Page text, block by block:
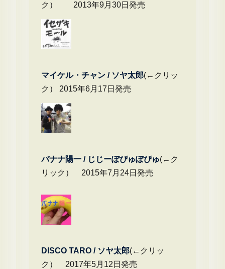
ク） 2013年9月30日発売
マイケル・チャ ン / ソヤ太郎(←クリッ
ク） 2015年6月17日発売
バナナ陽一 / じじーぽぴゅぽぴゅ(←ク
リック） 2015年7月24日発売
DISCO TARO / ソヤ太郎(←クリッ
ク） 2017年5月12日発売